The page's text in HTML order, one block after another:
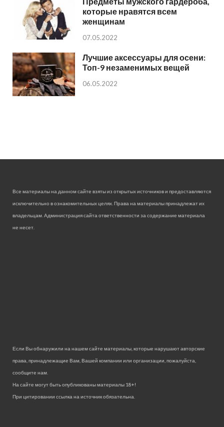
которые нравятся всем
женщинам
07.05.2022
Лучшие аксессуары для осени:
Топ-9 незаменимых вещей
06.05.2022
Все материалы на данном сайте взяты из открытых источников и предоставляются
исключительно в ознакомительных целях. Права на материалы принадлежат их
владельцам. Администрация сайта ответственности за содержание материала
не несет.
Если Вы обнаружили на нашем сайте материалы, которые нарушают авторские
права, принадлежащие Вам, Вашей компании или организации, пожалуйста,
сообщите нам.
На сайте могут быть опубликованы материалы 18+!
При цитировании ссылка на источник обязательна.